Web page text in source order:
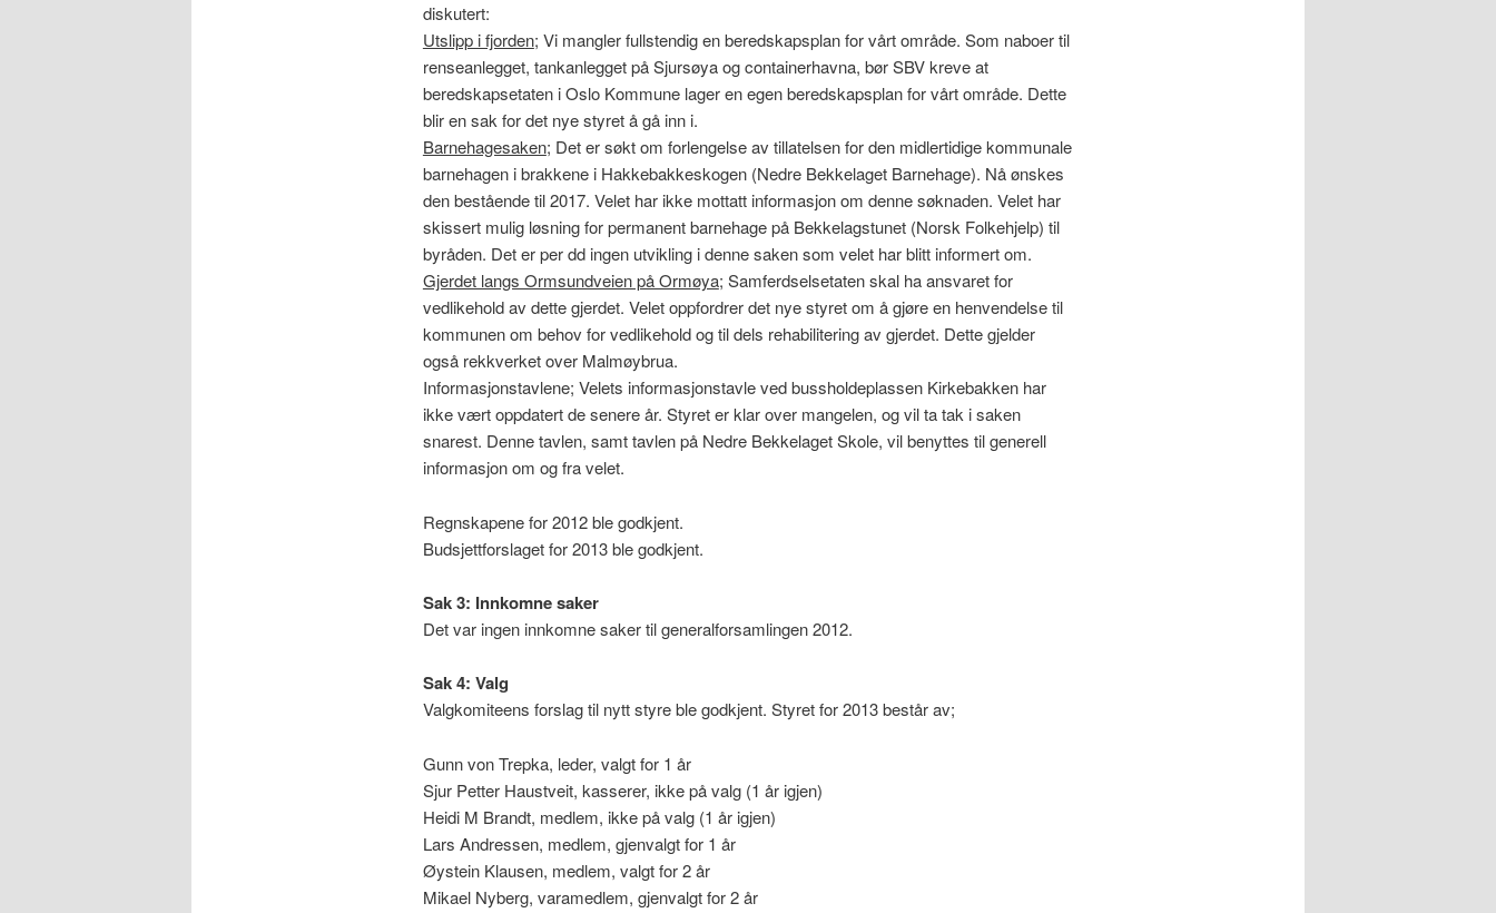
diskutert:
Utslipp i fjorden; Vi mangler fullstendig en beredskapsplan for vårt område. Som naboer til
renseanlegget, tankanlegget på Sjursøya og containerhavna, bør SBV kreve at
beredskapsetaten i Oslo Kommune lager en egen beredskapsplan for vårt område. Dette
blir en sak for det nye styret å gå inn i.
Barnehagesaken; Det er søkt om forlengelse av tillatelsen for den midlertidige kommunale
barnehagen i brakkene i Hakkebakkeskogen (Nedre Bekkelaget Barnehage). Nå ønskes
den bestående til 2017. Velet har ikke mottatt informasjon om denne søknaden. Velet har
skissert mulig løsning for permanent barnehage på Bekkelagstunet (Norsk Folkehjelp) til
byråden. Det er per dd ingen utvikling i denne saken som velet har blitt informert om.
Gjerdet langs Ormsundveien på Ormøya; Samferdselsetaten skal ha ansvaret for
vedlikehold av dette gjerdet. Velet oppfordrer det nye styret om å gjøre en henvendelse til
kommunen om behov for vedlikehold og til dels rehabilitering av gjerdet. Dette gjelder
også rekkverket over Malmøybrua.
Informasjonstavlene; Velets informasjonstavle ved bussholdeplassen Kirkebakken har
ikke vært oppdatert de senere år. Styret er klar over mangelen, og vil ta tak i saken
snarest. Denne tavlen, samt tavlen på Nedre Bekkelaget Skole, vil benyttes til generell
informasjon om og fra velet.
Regnskapene for 2012 ble godkjent.
Budsjettforslaget for 2013 ble godkjent.
Sak 3: Innkomne saker
Det var ingen innkomne saker til generalforsamlingen 2012.
Sak 4: Valg
Valgkomiteens forslag til nytt styre ble godkjent. Styret for 2013 består av;
Gunn von Trepka, leder, valgt for 1 år
Sjur Petter Haustveit, kasserer, ikke på valg (1 år igjen)
Heidi M Brandt, medlem, ikke på valg (1 år igjen)
Lars Andressen, medlem, gjenvalgt for 1 år
Øystein Klausen, medlem, valgt for 2 år
Mikael Nyberg, varamedlem, gjenvalgt for 2 år